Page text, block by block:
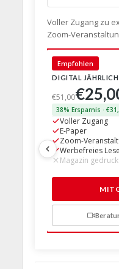
Voller Zugang zu
Zoom-
Empfohlen
DIGITAL JÄHRLICH
€51,00
38% Ersparnis ·
Voller Zugang
E-Paper
Zoom-
Werbefreies
Magazin